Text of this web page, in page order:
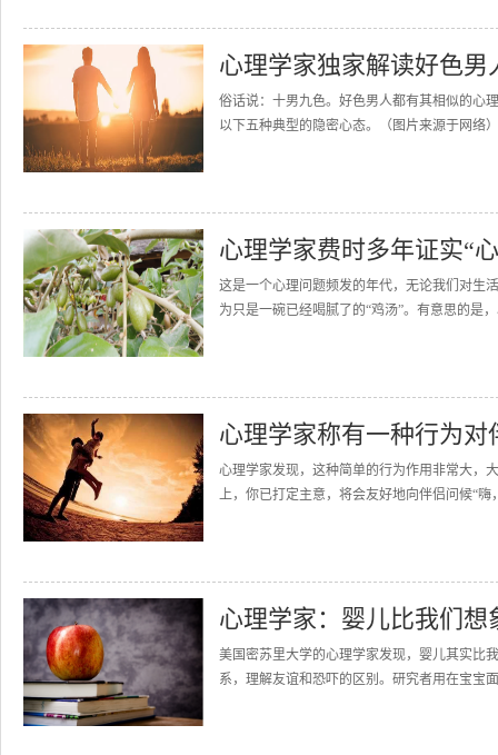
心理学家独家解读好色男
俗话说：十男九色。好色男人都有其相似的心
以下五种典型的隐密心态。（图片来源于网络
心理学家费时多年证实“
这是一个心理问题频发的年代，无论我们对生
为只是一碗已经喝腻了的“鸡汤”。有意思的是
心理学家称有一种行为对
心理学家发现，这种简单的行为作用非常大，
上，你已打定主意，将会友好地向伴侣问候“
心理学家：婴儿比我们想
美国密苏里大学的心理学家发现，婴儿其实比
系，理解友谊和恐吓的区别。研究者用在宝宝